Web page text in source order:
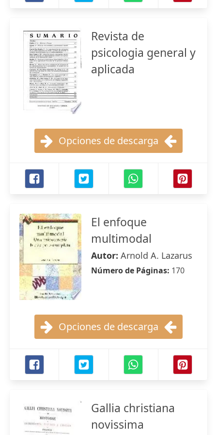
Revista de
psicologia general y
aplicada
Opciones de descarga
El enfoque
multimodal
Autor: Arnold A. Lazarus
Número de Páginas: 170
Opciones de descarga
Gallia christiana
novissima